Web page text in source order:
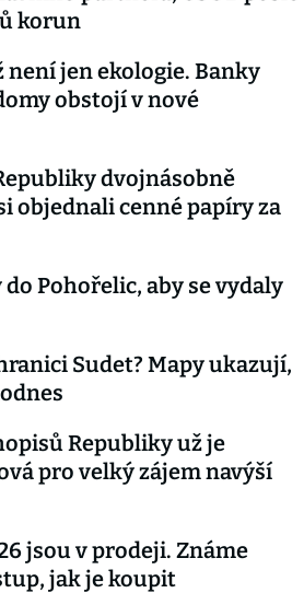
korun
není jen ekologie. Banky
obstojí v nové
dvojnásobně
objednali cenné papíry za
Pohořelic, aby se vydaly
Sudet? Mapy ukazují,
Republiky už je
pro velký zájem navýší
jsou v prodeji. Známe
jak je koupit